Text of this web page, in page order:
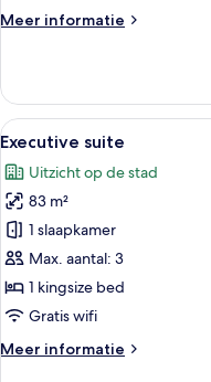
Meer informatie
Meer
kamer
(Deluxe)
Alle
foto's
voor
Executive
suite
laden
6
Executive suite
Uitzicht op de stad
83 m²
1 slaapkamer
Max. aantal: 3
1 kingsize bed
Gratis wifi
Meer informatie
Meer